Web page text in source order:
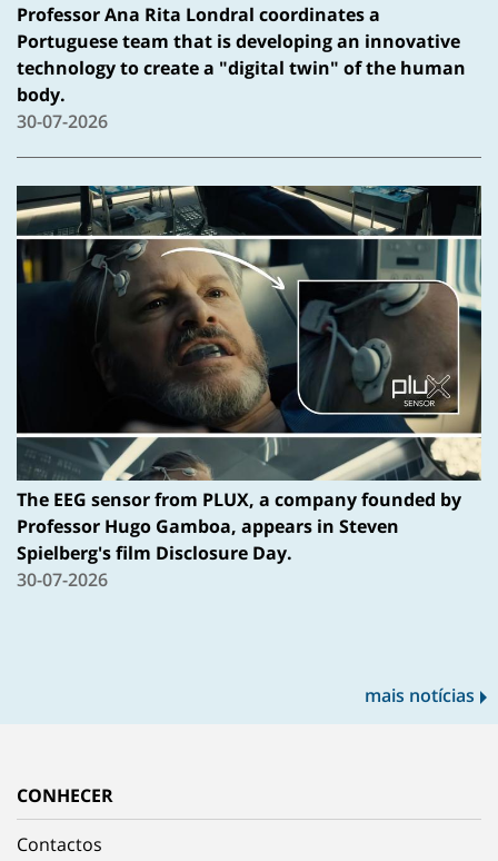
Professor Ana Rita Londral coordinates a
Portuguese team that is developing an innovative
technology to create a "digital twin" of the human
body.
30-07-2026
The EEG sensor from PLUX, a company founded by
Professor Hugo Gamboa, appears in Steven
Spielberg's film Disclosure Day.
30-07-2026
mais notícias
CONHECER
Contactos